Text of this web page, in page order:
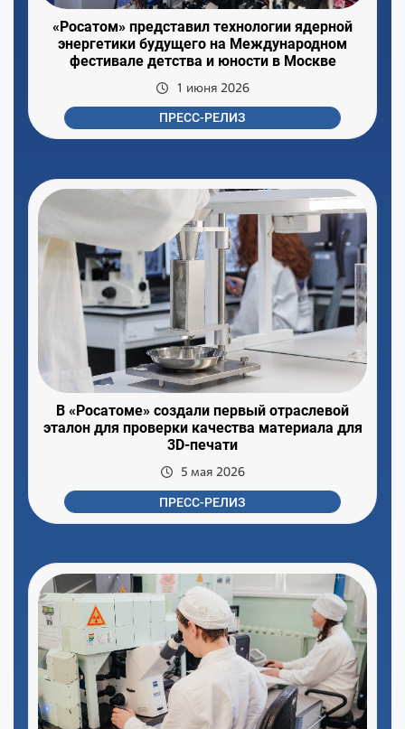
«Росатом» представил технологии ядерной
энергетики будущего на Международном
фестивале детства и юности в Москве
1 июня 2026
ПРЕСС-РЕЛИЗ
В «Росатоме» создали первый отраслевой
эталон для проверки качества материала для
3D-печати
5 мая 2026
ПРЕСС-РЕЛИЗ